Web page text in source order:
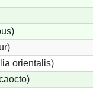
orientalis)